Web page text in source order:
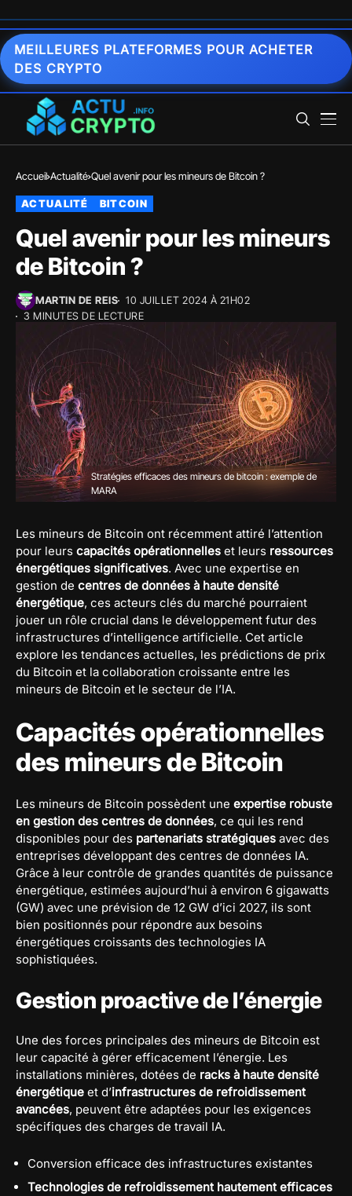
MEILLEURES PLATEFORMES POUR ACHETER
DES CRYPTO
Accueil Actualité Quel avenir pour les mineurs de Bitcoin ?
ACTUALITÉ BITCOIN
Quel avenir pour les mineurs
de Bitcoin ?
MARTIN DE REIS
10 JUILLET 2024 À 21H02
3 MINUTES DE LECTURE
Stratégies efficaces des mineurs de bitcoin : exemple de
MARA
Les mineurs de Bitcoin ont récemment attiré l’attention
pour leurs capacités opérationnelles et leurs ressources
énergétiques significatives. Avec une expertise en
gestion de centres de données à haute densité
énergétique, ces acteurs clés du marché pourraient
jouer un rôle crucial dans le développement futur des
infrastructures d’intelligence artificielle. Cet article
explore les tendances actuelles, les prédictions de prix
du Bitcoin et la collaboration croissante entre les
mineurs de Bitcoin et le secteur de l’IA.
Capacités opérationnelles
des mineurs de Bitcoin
Les mineurs de Bitcoin possèdent une expertise robuste
en gestion des centres de données, ce qui les rend
disponibles pour des partenariats stratégiques avec des
entreprises développant des centres de données IA.
Grâce à leur contrôle de grandes quantités de puissance
énergétique, estimées aujourd’hui à environ 6 gigawatts
(GW) avec une prévision de 12 GW d’ici 2027, ils sont
bien positionnés pour répondre aux besoins
énergétiques croissants des technologies IA
sophistiquées.
Gestion proactive de l’énergie
Une des forces principales des mineurs de Bitcoin est
leur capacité à gérer efficacement l’énergie. Les
installations minières, dotées de racks à haute densité
énergétique et d’infrastructures de refroidissement
avancées, peuvent être adaptées pour les exigences
spécifiques des charges de travail IA.
Conversion efficace des infrastructures existantes
Technologies de refroidissement hautement efficaces